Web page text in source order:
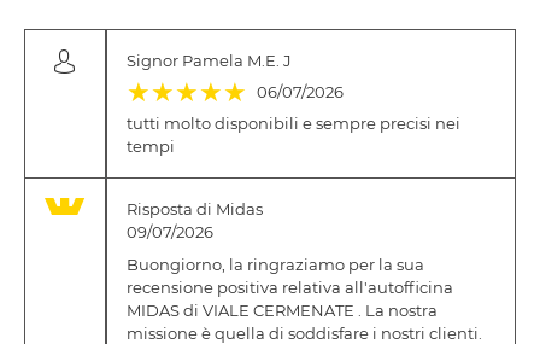
Signor Pamela M.E. J
(*)
★ (*)
★ (*)
★ (*)
★ (*)
★
06/07/2026
tutti molto disponibili e sempre precisi nei
tempi
Risposta di Midas
09/07/2026
Buongiorno, la ringraziamo per la sua
recensione positiva relativa all'autofficina
MIDAS di VIALE CERMENATE . La nostra
missione è quella di soddisfare i nostri clienti.